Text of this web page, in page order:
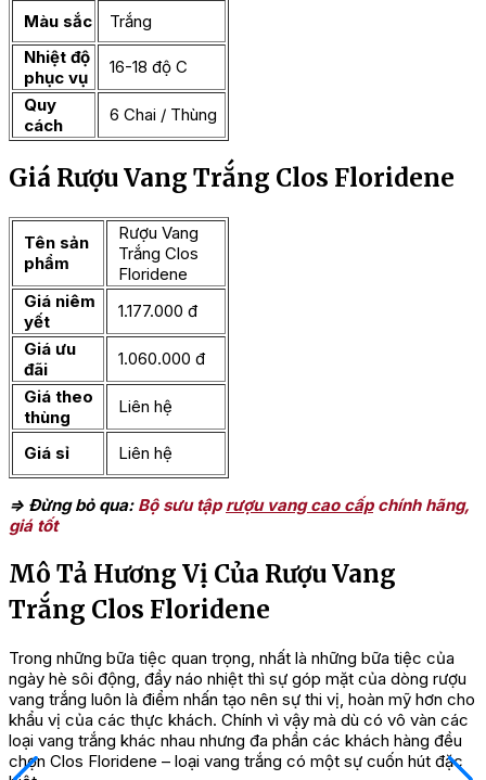
Màu sắc
Trắng
Nhiệt độ
phục vụ
16-18 độ C
Quy
cách
6 Chai / Thùng
Giá Rượu Vang Trắng Clos Floridene
Tên sản
phẩm
Rượu Vang
Trắng Clos
Floridene
Giá niêm
yết
1.177.000 đ
Giá ưu
đãi
1.060.000 đ
Giá theo
thùng
Liên hệ
Giá sỉ Liên hệ
=> Đừng bỏ qua: Bộ sưu tập rượu vang cao cấp chính hãng,
giá tốt
Mô Tả Hương Vị Của Rượu Vang
Trắng Clos Floridene
Trong những bữa tiệc quan trọng, nhất là những bữa tiệc của
ngày hè sôi động, đầy náo nhiệt thì sự góp mặt của dòng rượu
vang trắng luôn là điểm nhấn tạo nên sự thi vị, hoàn mỹ hơn cho
khẩu vị của các thực khách. Chính vì vậy mà dù có vô vàn các
loại vang trắng khác nhau nhưng đa phần các khách hàng đều
chọn Clos Floridene – loại vang trắng có một sự cuốn hút đặc